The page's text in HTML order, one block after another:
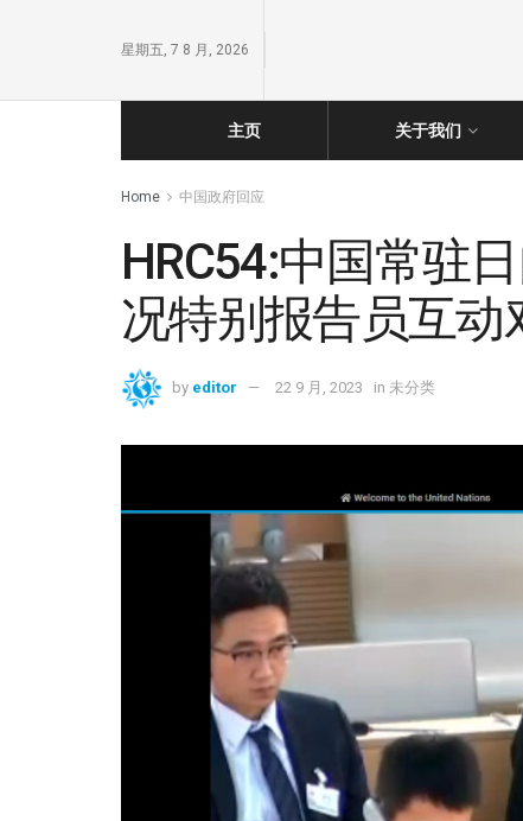
星期五, 7 8 月, 2026
主页 关于我们
Home 中国政府回应
HRC54:中国常驻
况特别报告员互
by editor 22 9 月, 2023 in 未分类